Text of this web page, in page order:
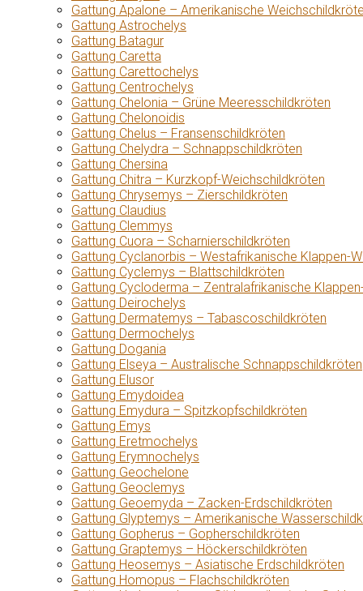
Gattung Apalone – Amerikanische
Gattung Astrochelys
Gattung Batagur
Gattung Caretta
Gattung Carettochelys
Gattung Centrochelys
Gattung Chelonia – Grüne Meeresschildkröten
Gattung Chelonoidis
Gattung Chelus – Fransenschildkröten
Gattung Chelydra – Schnappschildkröten
Gattung Chersina
Gattung Chitra – Kurzkopf-Weichschildkröten
Gattung Chrysemys – Zierschildkröten
Gattung Claudius
Gattung Clemmys
Gattung Cuora – Scharnierschildkröten
Gattung Cyclanorbis – Westafrikanische Klappen-
Gattung Cyclemys – Blattschildkröten
Gattung Cycloderma – Zentralafrikanische
Gattung Deirochelys
Gattung Dermatemys – Tabascoschildkröten
Gattung Dermochelys
Gattung Dogania
Gattung Elseya – Australische Schnappschildkröten
Gattung Elusor
Gattung Emydoidea
Gattung Emydura – Spitzkopfschildkröten
Gattung Emys
Gattung Eretmochelys
Gattung Erymnochelys
Gattung Geochelone
Gattung Geoclemys
Gattung Geoemyda – Zacken-Erdschildkröten
Gattung Glyptemys – Amerikanische
Gattung Gopherus – Gopherschildkröten
Gattung Graptemys – Höckerschildkröten
Gattung Heosemys – Asiatische Erdschildkröten
Gattung Homopus – Flachschildkröten